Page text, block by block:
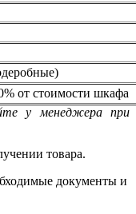
от стоимости шкафа
у менеджера при
товара.
документы и